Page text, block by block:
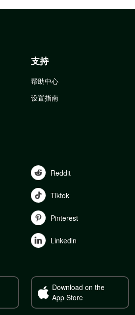
支持
帮助中心
设置指南
Reddit
Tiktok
Pinterest
Linkedln
Download on the
App Store